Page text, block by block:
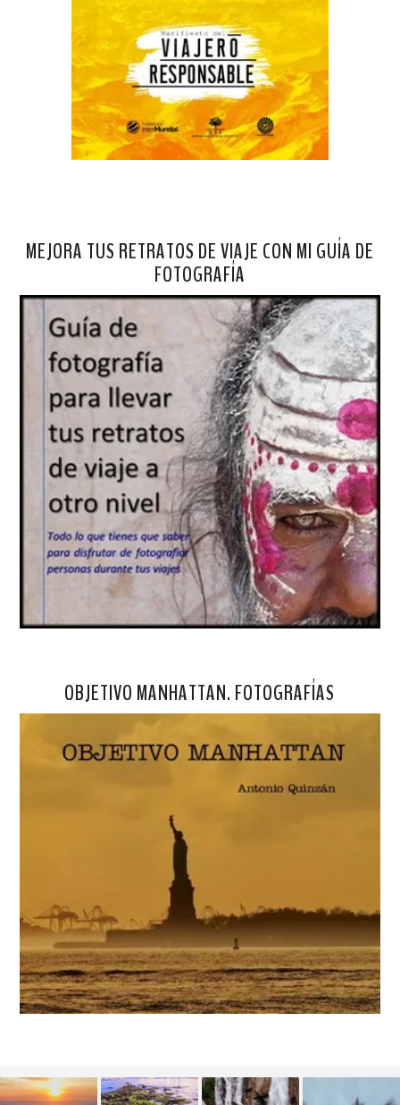
MEJORA TUS RETRATOS DE VIAJE CON MI GUÍA DE
FOTOGRAFÍA
OBJETIVO MANHATTAN. FOTOGRAFÍAS